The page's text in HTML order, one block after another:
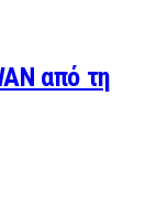
από τη